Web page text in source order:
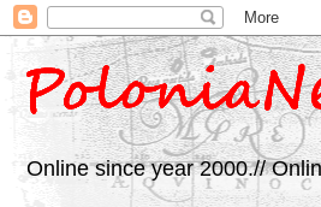
Online since year 2000.//